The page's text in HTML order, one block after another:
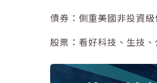
債券： 側重美國非投資
股票： 看好科技、 生技